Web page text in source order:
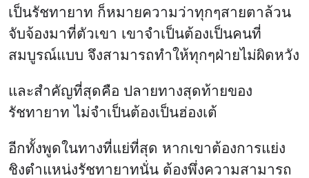
เป็นรัชทายาท ก็หมายความว่าทุกๆสายตาล้วน
จับจ้องมาที่ตัวเขา เขาจำเป็นต้องเป็นคนที่
สมบูรณ์แบบ จึงสามารถทำให้ทุกๆฝ่ายไม่ผิดหวัง
และสำคัญที่สุดคือ ปลายทางสุดท้ายของ
รัชทายาท ไม่จำเป็นต้องเป็นฮ่องเต้
อีกทั้งพูดในทางที่แย่ที่สุด หากเขาต้องการแย่ง
ชิงตำแหน่งรัชทายาทนั่น ต้องพึ่งความสามารถ